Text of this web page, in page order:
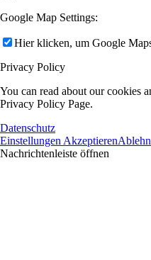
Google Map Settings:
Hier klicken, um Google
Privacy Policy
You can read about our cookies
Privacy Policy Page.
Datenschutz
Einstellungen Akzeptieren
Nachrichtenleiste öffnen